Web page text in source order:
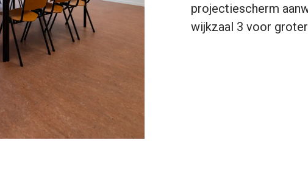
projectiescherm
wijkzaal 3 voor